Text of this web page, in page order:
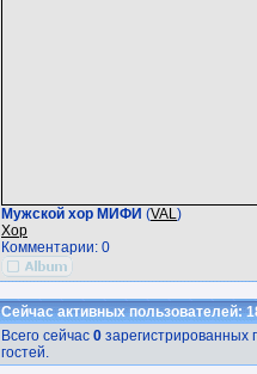
Мужской хор МИФИ (VAL)
Хор
Комментарии: 0
Сейчас активных пользователей:
Всего сейчас 0 зарегистрированных
гостей.